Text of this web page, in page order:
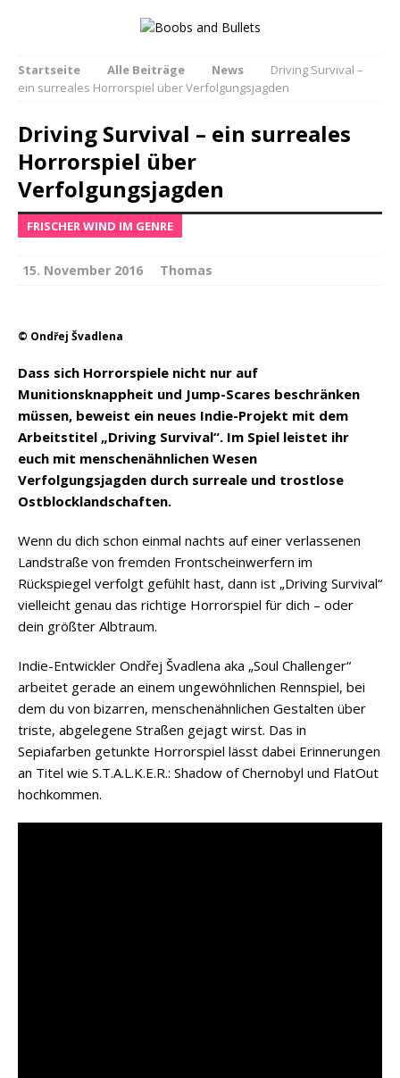
Startseite Alle Beiträge News
Driving Survival –
ein surreales Horrorspiel über Verfolgungsjagden
Driving Survival – ein surreales
Horrorspiel über
Verfolgungsjagden
FRISCHER WIND IM GENRE
15. November 2016 Thomas
© Ondřej Švadlena
Dass sich Horrorspiele nicht nur auf
Munitionsknappheit und Jump-Scares beschränken
müssen, beweist ein neues Indie-Projekt mit dem
Arbeitstitel „Driving Survival“. Im Spiel leistet ihr
euch mit menschenähnlichen Wesen
Verfolgungsjagden durch surreale und trostlose
Ostblocklandschaften.
Wenn du dich schon einmal nachts auf einer verlassenen
Landstraße von fremden Frontscheinwerfern im
Rückspiegel verfolgt gefühlt hast, dann ist „Driving Survival“
vielleicht genau das richtige Horrorspiel für dich – oder
dein größter Albtraum.
Indie-Entwickler Ondřej Švadlena aka „Soul Challenger“
arbeitet gerade an einem ungewöhnlichen Rennspiel, bei
dem du von bizarren, menschenähnlichen Gestalten über
triste, abgelegene Straßen gejagt wirst. Das in
Sepiafarben getunkte Horrorspiel lässt dabei Erinnerungen
an Titel wie S.T.A.L.K.E.R.: Shadow of Chernobyl und FlatOut
hochkommen.